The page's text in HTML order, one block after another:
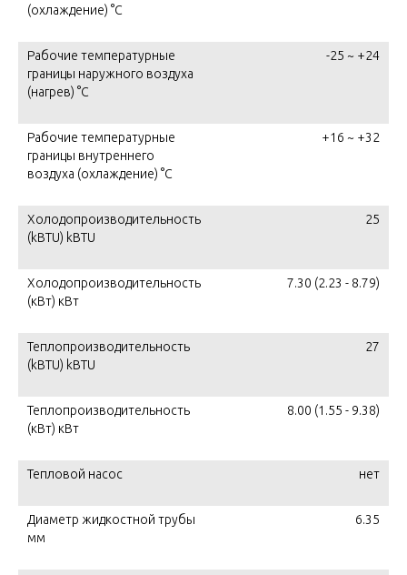
(охлаждение) °C
Рабочие температурные
границы наружного воздуха
(нагрев) °C
-25 ~ +24
Рабочие температурные
границы внутреннего
воздуха (охлаждение) °C
+16 ~ +32
Холодопроизводительность
(kBTU) kBTU
25
Холодопроизводительность
(кВт) кВт
7.30 (2.23 - 8.79)
Теплопроизводительность
(kBTU) kBTU
27
Теплопроизводительность
(кВт) кВт
8.00 (1.55 - 9.38)
Тепловой насос нет
Диаметр жидкостной трубы
мм
6.35